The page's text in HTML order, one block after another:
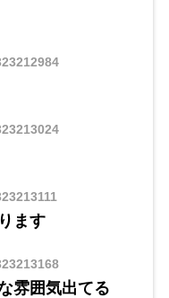
ます
雰囲気出てる